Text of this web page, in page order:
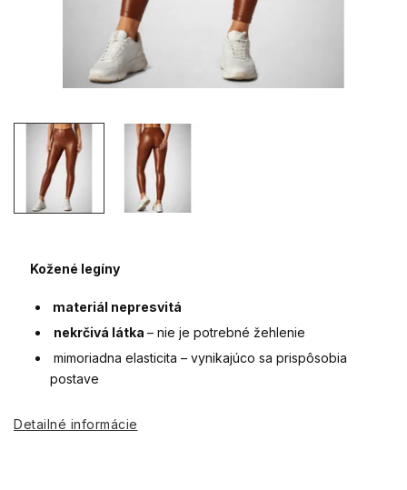
Kožené legíny
materiál nepresvitá
nekrčivá látka – nie je potrebné žehlenie
mimoriadna elasticita – vynikajúco sa prispôsobia
postave
Detailné informácie